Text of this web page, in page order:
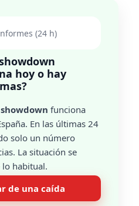
(24 h)
hoy o hay
funciona
En las últimas 24
solo un número
La situación se
habitual.
de una caída